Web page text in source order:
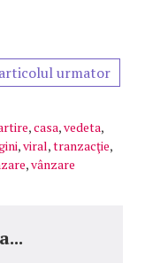
articolul urmator
,casa,vedeta,
,viral,tranzacţie,
,vânzare